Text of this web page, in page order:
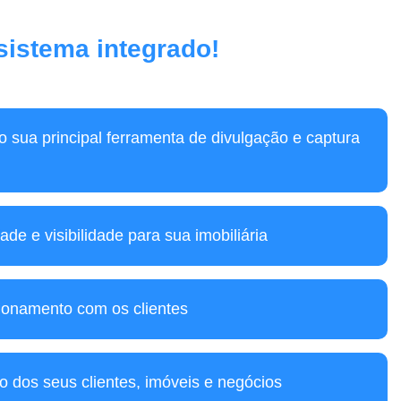
integrado!
sua principal ferramenta de divulgação e captura
e visibilidade para sua imobiliária
com os clientes
dos seus clientes, imóveis e negócios